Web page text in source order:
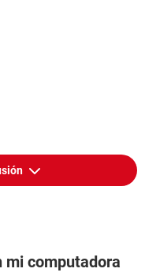
mi computadora